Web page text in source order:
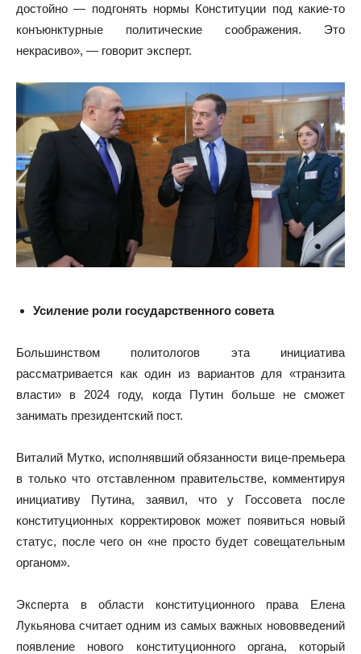
достойно — подгонять нормы Конституции под какие-то
конъюнктурные политические соображения. Это
некрасиво», — говорит эксперт.
Усиление роли государственного совета
Большинством политологов эта инициатива
рассматривается как один из вариантов для «транзита
власти» в 2024 году, когда Путин больше не сможет
занимать президентский пост.
Виталий Мутко, исполнявший обязанности вице-премьера
в только что отставленном правительстве, комментируя
инициативу Путина, заявил, что у Госсовета после
конституционных корректировок может появиться новый
статус, после чего он «не просто будет совещательным
органом».
Эксперта в области конституционного права Елена
Лукьянова считает одним из самых важных нововведений
появление нового конституционного органа, который